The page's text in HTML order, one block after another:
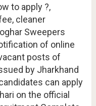
to apply ?,
cleaner
Sweepers
of online
posts of
by Jharkhand
can apply
on the official